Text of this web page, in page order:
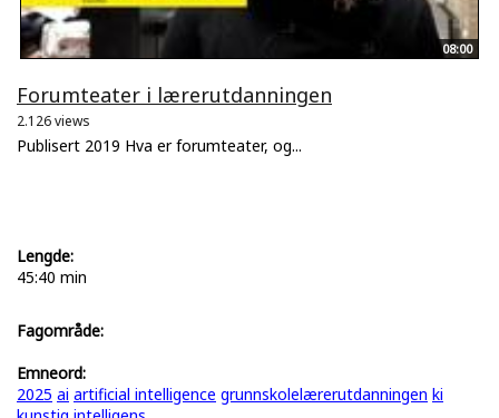
08:00
Forumteater i lærerutdanningen
2.126 views
Publisert 2019 Hva er forumteater, og...
Lengde:
45:40 min
Fagområde:
Emneord:
2025 ai artificial intelligence grunnskolelærerutdanningen ki